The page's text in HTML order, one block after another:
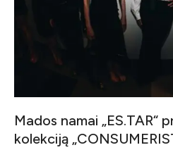
Mados namai „ES.TAR“
kolekciją